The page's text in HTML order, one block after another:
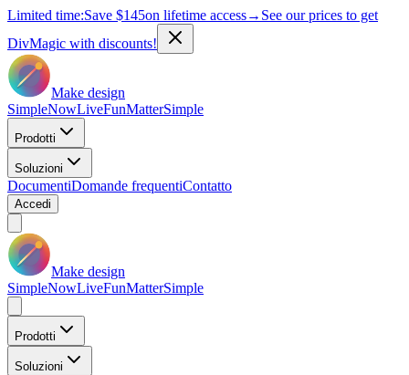
Limited time:Save $145on lifetime access→ See our prices to get
DivMagic with discounts!
Make design
SimpleNowLiveFunMatterSimple
Prodotti
Soluzioni
DocumentiDomande frequentiContatto
Accedi
Make design
SimpleNowLiveFunMatterSimple
Prodotti
Soluzioni